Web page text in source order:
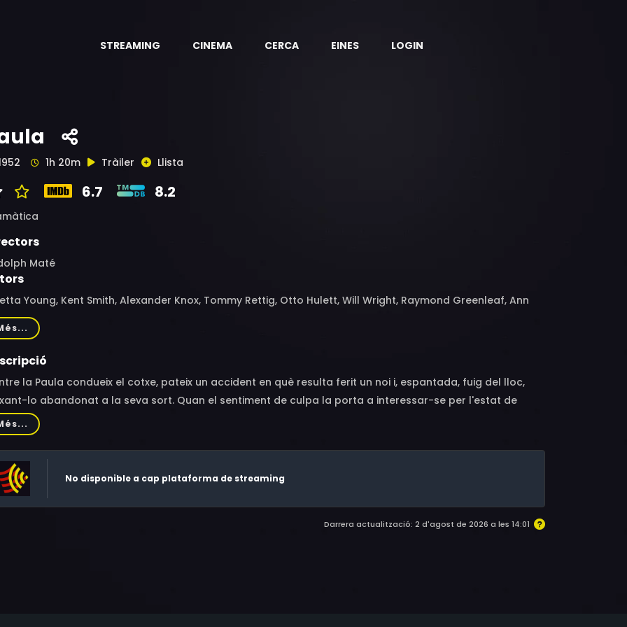
STREAMING CINEMA CERCA EINES LOGIN
1h 20m Tràiler Llista
6.7 8.2
Maté
Young, Kent Smith, Alexander Knox, Tommy Rettig, Otto Hulett, Will Wright, Raymond Greenleaf, Ann
William Schallert, Kenner G. Kemp, Gertrude Astor
la Paula condueix el cotxe, pateix un accident en què resulta ferit un noi i, espantada, fuig del lloc,
lo abandonat a la seva sort. Quan el sentiment de culpa la porta a interessar-se per l'estat de
del noi, esbrina que ha perdut la facultat de parlar. A partir d'aquell moment, posarà tot el seu afany a
lo a recuperar el do de la paraula.
No disponible a cap plataforma de streaming
Darrera actualització: 2 d'agost de 2026 a les 14:01